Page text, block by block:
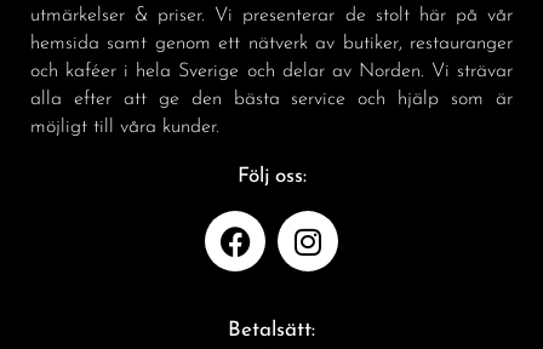
utmärkelser & priser. Vi presenterar de stolt här på vår
hemsida samt genom ett nätverk av butiker, restauranger
och kaféer i hela Sverige och delar av Norden. Vi strävar
alla efter att ge den bästa service och hjälp som är
möjligt till våra kunder.
Följ oss:
Betalsätt: